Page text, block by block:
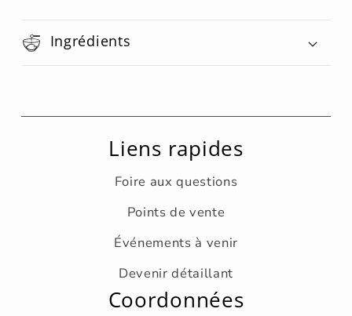
Ingrédients
Coordonnées
Liens rapides
Foire aux questions
Points de vente
Événements à venir
Devenir détaillant